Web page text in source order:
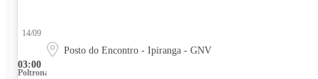
03:00
14/09
Posto do Encontro - Ipiranga - GNV
Poltrona